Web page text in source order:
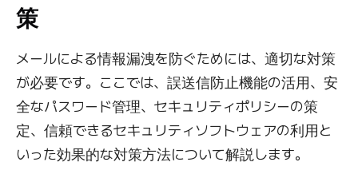
策
メールによる情報漏洩を防ぐためには、適切な対策
が必要です。ここでは、誤送信防止機能の活用、安
全なパスワード管理、セキュリティポリシーの策
定、信頼できるセキュリティソフトウェアの利用と
いった効果的な対策方法について解説します。